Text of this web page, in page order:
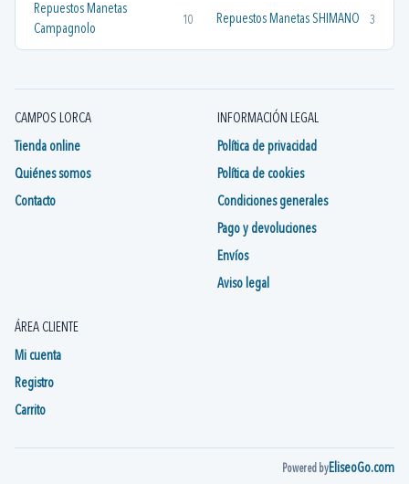
Repuestos Manetas
Campagnolo
10 Repuestos Manetas SHIMANO 3
CAMPOS LORCA
Tienda online
Quiénes somos
Contacto
INFORMACIÓN LEGAL
Política de privacidad
Política de cookies
Condiciones generales
Pago y devoluciones
Envíos
Aviso legal
ÁREA CLIENTE
Mi cuenta
Registro
Carrito
Powered byEliseoGo.com